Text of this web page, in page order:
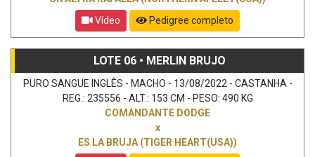
Vídeo
Pedigree completo
LOTE 06 • MERLIN BRUJO
PURO SANGUE INGLÊS - MACHO - 13/08/2022 - CASTANHA -
REG.: 235556 - ALT.: 153 CM - PESO: 490 KG
COMANDANTE DODGE
x
ES LA BRUJA (TIGER HEART(USA))